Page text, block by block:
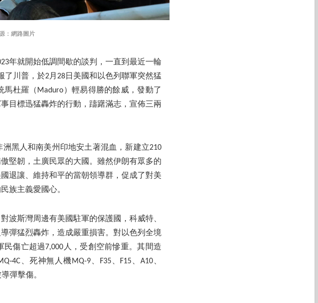
：網路圖片
年就開始低調間歇的談判，一直到最近一輪
了川普，於2月28日美國和以色列聯軍突然猛
杜羅（Maduro）輕易得勝的餘威，發動了
目標迅猛轟炸的行動，躊躇滿志，宣佈三兩
黑人和南美州印地安土著混血，新建立210
堅韌，土廣民眾的大國。雖然伊朗有眾多的
退讓、維持和平的當朝領導群，促成了對美
族主義愛國心。
波斯灣周邊有美國駐軍的保護國，科威特、
彈猛烈轟炸，造成嚴重損害。對以色列全境
傷亡超過7,000人，受創空前慘重。其間造
、死神無人機MQ-9、F35、F15、A10、
彈擊傷。